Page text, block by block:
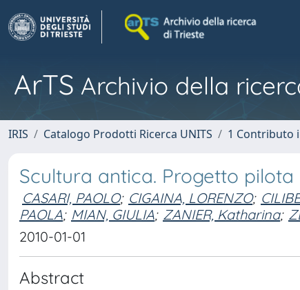
ArTS Archivio della
IRIS Catalogo Prodotti Ricerca UNITS 1 Contributo
Scultura antica. Progetto
CASARI, PAOLO; CIGAINA, LORENZO;
PAOLA; MIAN, GIULIA; ZANIER, Katharina;
2010-01-01
Abstract